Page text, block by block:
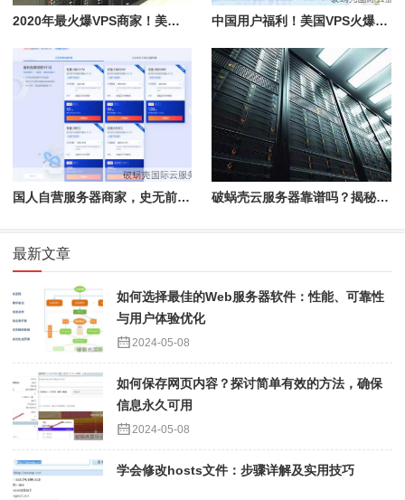
2020年最火爆VPS商家！美国洛杉矶机房，性价比超高 中国用户福利！美国VPS火爆抢购中，月付仅4.99美元
国人自营服务器商家，史无前例的性价比！点击购买享八折优惠 破蜗壳云服务器靠谱吗？揭秘大陆用户体验差异
最新文章
如何选择最佳的Web服务器软件：性能、可靠性
与用户体验优化
2024-05-08
如何保存网页内容？探讨简单有效的方法，确保
信息永久可用
2024-05-08
学会修改hosts文件：步骤详解及实用技巧